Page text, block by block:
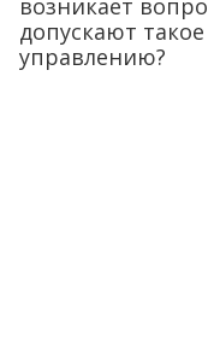
возникает
допускают
управлению?